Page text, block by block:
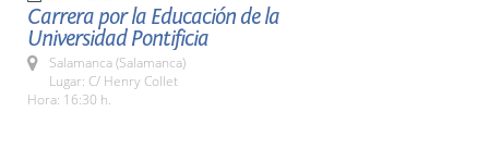
Carrera por la Educación de la
Universidad Pontificia
Salamanca (Salamanca)
Lugar: C/ Henry Collet
Hora: 16:30 h.